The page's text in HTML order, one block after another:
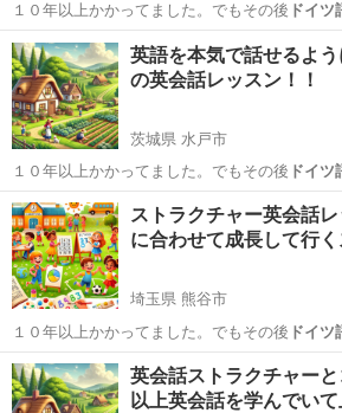
１０年以上かかってました。でもその後 ドイツ
きた時にわかったん…
鹿児島 枕崎市 英語 ネイティブ
英語を本気で話せるよ
の英会話レッスン！！
茨城県 水戸市
１０年以上かかってました。でもその後 ドイツ
きた時にわかったん…
茨城 水戸市
ストラクチャー英会
に合わせて成長して行
埼玉県 熊谷市
１０年以上かかってました。でもその後 ドイツ
きた時にわかったん…
埼玉 熊谷市 英語 ネイティブ
英会話ストラクチャー
以上英会話を学んでい